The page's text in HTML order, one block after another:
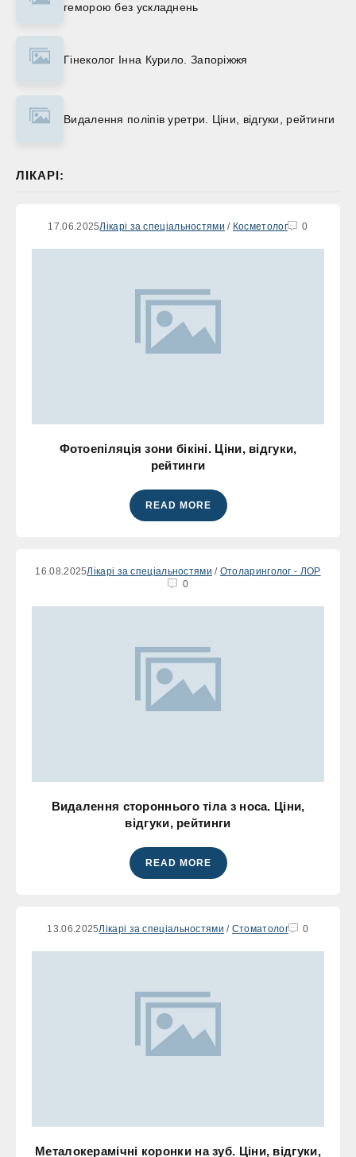
геморою без ускладнень
Гінеколог Інна Курило. Запоріжжя
Видалення поліпів уретри. Ціни, відгуки, рейтинги
ЛІКАРІ:
17.06.2025Лікарі за спеціальностями / Косметолог 0
Фотоепіляція зони бікіні. Ціни, відгуки,
рейтинги
READ MORE
16.08.2025Лікарі за спеціальностями / Отоларинголог - ЛОР
0
Видалення стороннього тіла з носа. Ціни,
відгуки, рейтинги
READ MORE
13.06.2025Лікарі за спеціальностями / Стоматолог 0
Металокерамічні коронки на зуб. Ціни, відгуки,